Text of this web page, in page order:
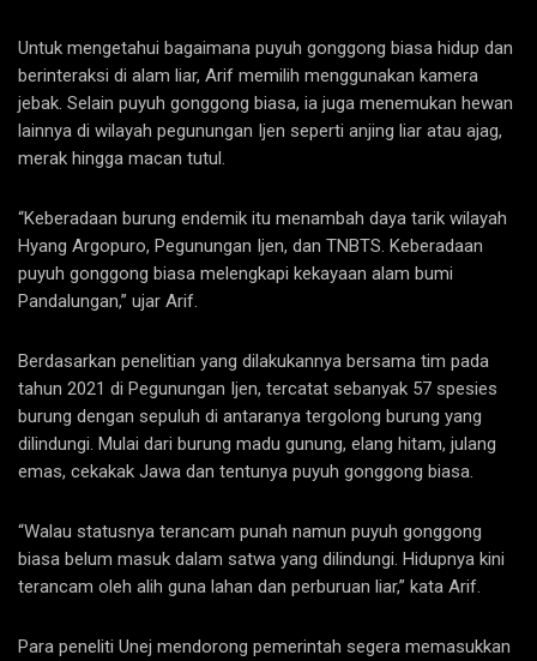
Untuk mengetahui bagaimana puyuh gonggong biasa hidup dan
berinteraksi di alam liar, Arif memilih menggunakan kamera
jebak. Selain puyuh gonggong biasa, ia juga menemukan hewan
lainnya di wilayah pegunungan Ijen seperti anjing liar atau ajag,
merak hingga macan tutul.
“Keberadaan burung endemik itu menambah daya tarik wilayah
Hyang Argopuro, Pegunungan Ijen, dan TNBTS. Keberadaan
puyuh gonggong biasa melengkapi kekayaan alam bumi
Pandalungan,” ujar Arif.
Berdasarkan penelitian yang dilakukannya bersama tim pada
tahun 2021 di Pegunungan Ijen, tercatat sebanyak 57 spesies
burung dengan sepuluh di antaranya tergolong burung yang
dilindungi. Mulai dari burung madu gunung, elang hitam, julang
emas, cekakak Jawa dan tentunya puyuh gonggong biasa.
“Walau statusnya terancam punah namun puyuh gonggong
biasa belum masuk dalam satwa yang dilindungi. Hidupnya kini
terancam oleh alih guna lahan dan perburuan liar,” kata Arif.
Para peneliti Unej mendorong pemerintah segera memasukkan